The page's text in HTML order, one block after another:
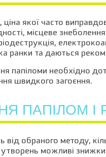
ціна якої часто
місцеве
ранки та даються
папіломи необхідно
швидкого загоєння.
ПАПІЛОМ
обраного методу,
утворень можливі